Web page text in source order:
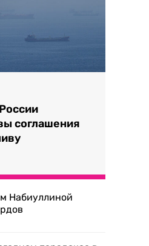
соглашения
Набиуллиной